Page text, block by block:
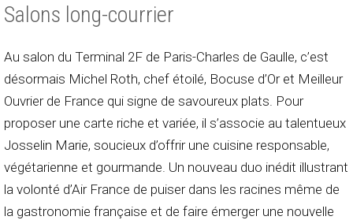
Salons long-courrier
Au salon du Terminal 2F de Paris-Charles de Gaulle, c’est
désormais Michel Roth, chef étoilé, Bocuse d’Or et Meilleur
Ouvrier de France qui signe de savoureux plats. Pour
proposer une carte riche et variée, il s’associe au talentueux
Josselin Marie, soucieux d’offrir une cuisine responsable,
végétarienne et gourmande. Un nouveau duo inédit illustrant
la volonté d’Air France de puiser dans les racines même de
la gastronomie française et de faire émerger une nouvelle